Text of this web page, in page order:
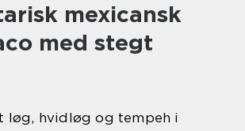
mexicansk
med stegt
løg, hvidløg og tempeh i